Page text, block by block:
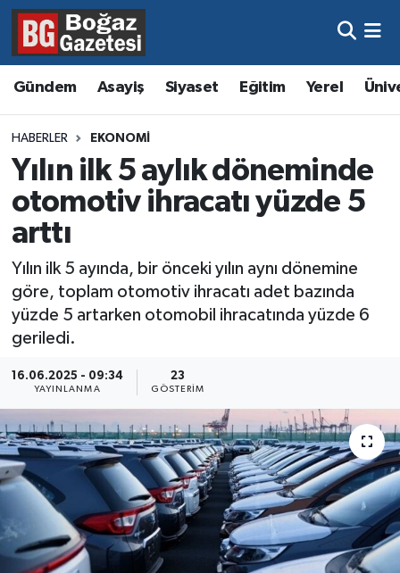
Gündem Asayiş Siyaset Eğitim Yerel
HABERLER EKONOMI
Yılın ilk 5 aylık döneminde
otomotiv ihracatı yüzde 5
arttı
Yılın ilk 5 ayında, bir önceki yılın aynı dönemine
göre, toplam otomotiv ihracatı adet bazında
yüzde 5 artarken otomobil ihracatında yüzde 6
geriledi.
16.06.2025 - 09:34
YAYINLANMA
23
GÖSTERIM
Asayiş
Eğitim
Ekonomi
Gündem
Magazin
Resmi İlanlar
Sağlık
Hava Durumu
Trafik Durumu
Süper Lig Puan Durumu ve Fikstür
Tüm Manşetler
Haber Arşivi